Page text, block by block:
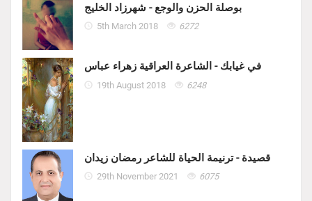
بوصلة الحزن والوجع - شهرزاد الخليج
5th March 2018 6272
في غيابك - الشاعرة العراقية زهراء عباس
19th August 2018 6248
قصيدة - ترنيمة الحياة للشاعر رمضان زيدان
29th November 2021 6075